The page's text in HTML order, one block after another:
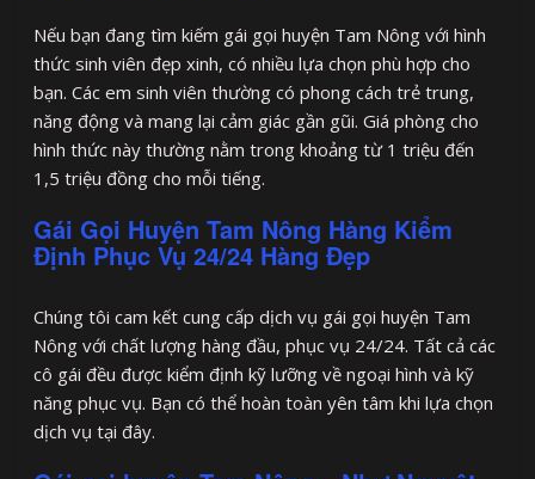
Nếu bạn đang tìm kiếm gái gọi huyện Tam Nông với hình
thức sinh viên đẹp xinh, có nhiều lựa chọn phù hợp cho
bạn. Các em sinh viên thường có phong cách trẻ trung,
năng động và mang lại cảm giác gần gũi. Giá phòng cho
hình thức này thường nằm trong khoảng từ 1 triệu đến
1,5 triệu đồng cho mỗi tiếng.
Gái Gọi Huyện Tam Nông Hàng Kiểm
Định Phục Vụ 24/24 Hàng Đẹp
Chúng tôi cam kết cung cấp dịch vụ gái gọi huyện Tam
Nông với chất lượng hàng đầu, phục vụ 24/24. Tất cả các
cô gái đều được kiểm định kỹ lưỡng về ngoại hình và kỹ
năng phục vụ. Bạn có thể hoàn toàn yên tâm khi lựa chọn
dịch vụ tại đây.